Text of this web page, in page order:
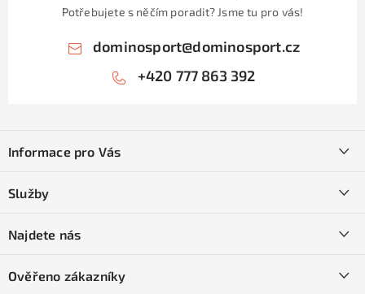
Potřebujete s něčím poradit? Jsme tu pro vás!
dominosport@dominosport.cz
+420 777 863 392
pInformace pro Vás
Obchodní podmínky
Podmínky GDPR
Služby
Naše prodejna
Najdete nás
Ověřeno zákazníky